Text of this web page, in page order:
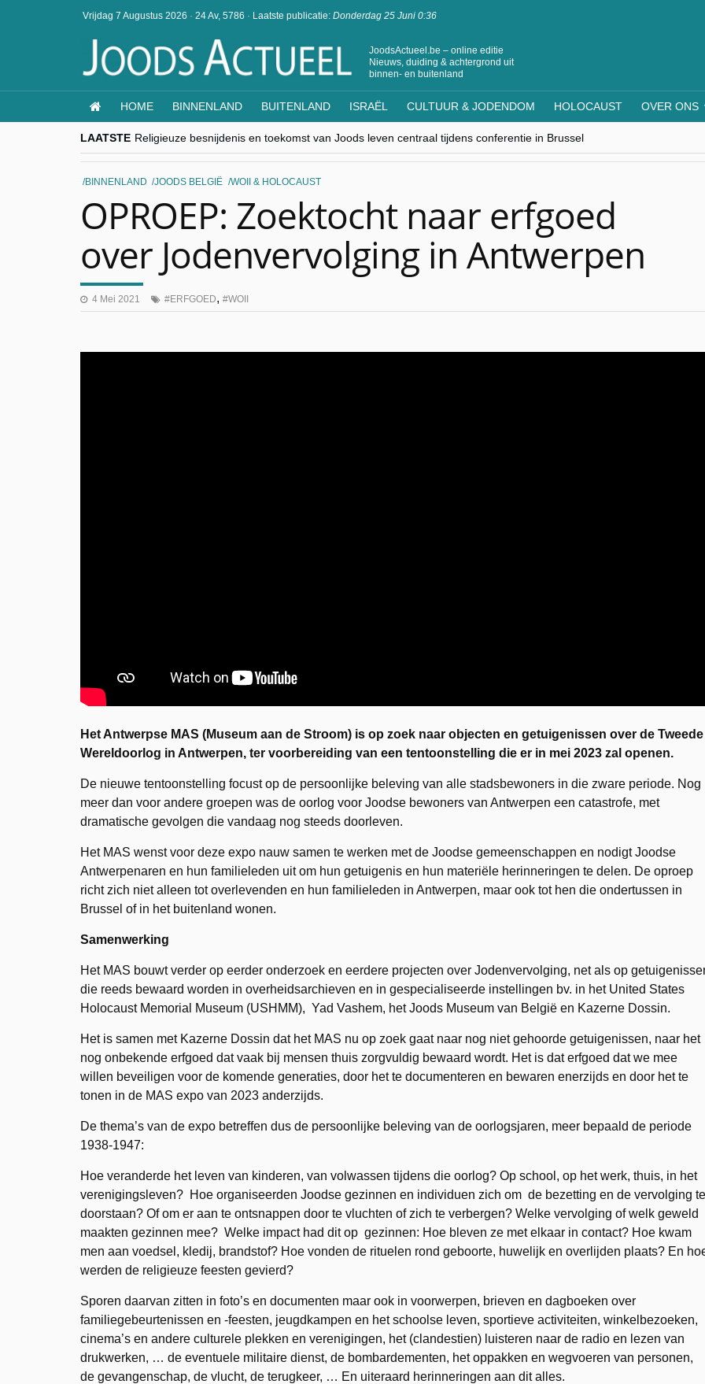
Vrijdag 7 Augustus 2026 · 24 Av, 5786 · Laatste publicatie: Donderdag 25 Juni 0:36
JoodsActueel.be – online editie
Nieuws, duiding & achtergrond uit
binnen- en buitenland
HOME BINNENLAND BUITENLAND ISRAËL CULTUUR & JODENDOM HOLOCAUST OVER ONS
LAATSTE Religieuze besnijdenis en toekomst van Joods leven centraal tijdens conferentie in Brussel
“Besnijdenisdebat toont hoe moeilijk seculiere Westen minderheden begrijpt”, Jinnih Beels (Vooruit)
CITYTRIP | ROEMENIË – Boekarest: de verrassing van Oost-Europa
“Vandaag zit elke Jood in België op de beklaagdenbank”
BINNENLAND JOODS BELGIË WOII & HOLOCAUST
OPROEP: Zoektocht naar erfgoed
over Jodenvervolging in Antwerpen
4 Mei 2021 ERFGOED, WOII
Het Antwerpse MAS (Museum aan de Stroom) is op zoek naar objecten en getuigenissen over de Tweede
Wereldoorlog in Antwerpen, ter voorbereiding van een tentoonstelling die er in mei 2023 zal openen.
De nieuwe tentoonstelling focust op de persoonlijke beleving van alle stadsbewoners in die zware periode. Nog
meer dan voor andere groepen was de oorlog voor Joodse bewoners van Antwerpen een catastrofe, met
dramatische gevolgen die vandaag nog steeds doorleven.
Het MAS wenst voor deze expo nauw samen te werken met de Joodse gemeenschappen en nodigt Joodse
Antwerpenaren en hun familieleden uit om hun getuigenis en hun materiële herinneringen te delen. De oproep
richt zich niet alleen tot overlevenden en hun familieleden in Antwerpen, maar ook tot hen die ondertussen in
Brussel of in het buitenland wonen.
Samenwerking
Het MAS bouwt verder op eerder onderzoek en eerdere projecten over Jodenvervolging, net als op
die reeds bewaard worden in overheidsarchieven en in gespecialiseerde instellingen bv. in het United States
Holocaust Memorial Museum (USHMM), Yad Vashem, het Joods Museum van België en Kazerne Dossin.
Het is samen met Kazerne Dossin dat het MAS nu op zoek gaat naar nog niet gehoorde getuigenissen, naar het
nog onbekende erfgoed dat vaak bij mensen thuis zorgvuldig bewaard wordt. Het is dat erfgoed dat we mee
willen beveiligen voor de komende generaties, door het te documenteren en bewaren enerzijds en door het te
tonen in de MAS expo van 2023 anderzijds.
De thema’s van de expo betreffen dus de persoonlijke beleving van de oorlogsjaren, meer bepaald de periode
1938-1947:
Hoe veranderde het leven van kinderen, van volwassen tijdens die oorlog? Op school, op het werk, thuis, in het
verenigingsleven? Hoe organiseerden Joodse gezinnen en individuen zich om de bezetting en de vervolging te
doorstaan? Of om er aan te ontsnappen door te vluchten of zich te verbergen? Welke vervolging of welk geweld
maakten gezinnen mee? Welke impact had dit op gezinnen: Hoe bleven ze met elkaar in contact? Hoe kwam
men aan voedsel, kledij, brandstof? Hoe vonden de rituelen rond geboorte, huwelijk en overlijden plaats? En
werden de religieuze feesten gevierd?
Sporen daarvan zitten in foto’s en documenten maar ook in voorwerpen, brieven en dagboeken over
familiegebeurtenissen en -feesten, jeugdkampen en het schoolse leven, sportieve activiteiten, winkelbezoeken,
cinema’s en andere culturele plekken en verenigingen, het (clandestien) luisteren naar de radio en lezen van
drukwerken, … de eventuele militaire dienst, de bombardementen, het oppakken en wegvoeren van personen,
de gevangenschap, de vlucht, de terugkeer, … En uiteraard herinneringen aan dit alles.